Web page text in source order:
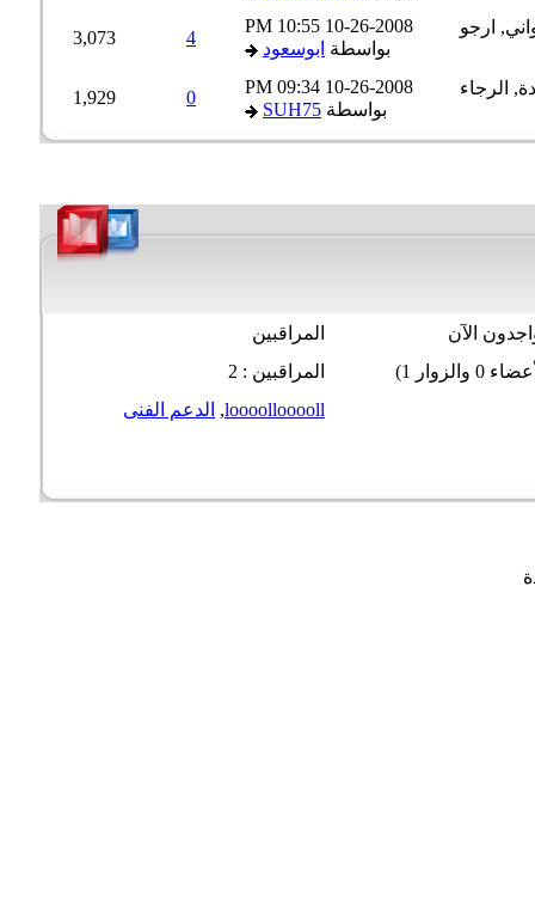
10-26-2008
10:55 PM
بواسطةابوسعود
3,073
10-26-2008
09:34 PM
بواسطةSUH75
1,929
الآن
المراقبين
المراقبين : 2
loooollooooll
,الدعم الفنى